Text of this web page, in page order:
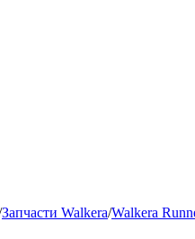
Запчасти Walkera/Walkera